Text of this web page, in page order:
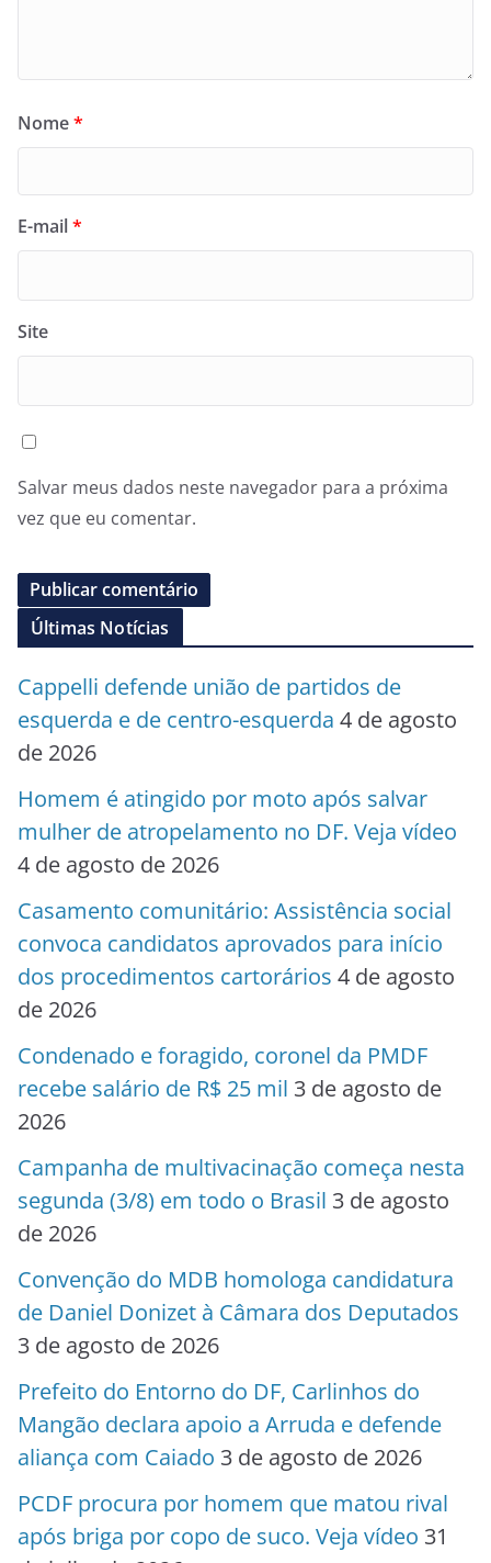
Nome*
E-mail*
Site
Salvar meus dados neste navegador para a próxima
vez que eu comentar.
Últimas Notícias
Cappelli defende união de partidos de
esquerda e de centro-esquerda 4 de agosto
de 2026
Homem é atingido por moto após salvar
mulher de atropelamento no DF. Veja vídeo
4 de agosto de 2026
Casamento comunitário: Assistência social
convoca candidatos aprovados para início
dos procedimentos cartorários 4 de agosto
de 2026
Condenado e foragido, coronel da PMDF
recebe salário de R$ 25 mil 3 de agosto de
2026
Campanha de multivacinação começa nesta
segunda (3/8) em todo o Brasil 3 de agosto
de 2026
Convenção do MDB homologa candidatura
de Daniel Donizet à Câmara dos Deputados
3 de agosto de 2026
Prefeito do Entorno do DF, Carlinhos do
Mangão declara apoio a Arruda e defende
aliança com Caiado 3 de agosto de 2026
PCDF procura por homem que matou rival
após briga por copo de suco. Veja vídeo 31